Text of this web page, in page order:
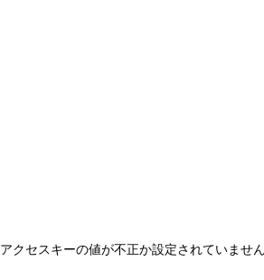
アクセスキーの値が不正か設定されていませ